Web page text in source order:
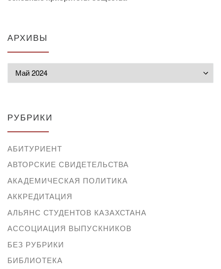
АРХИВЫ
РУБРИКИ
АБИТУРИЕНТ
АВТОРСКИЕ СВИДЕТЕЛЬСТВА
АКАДЕМИЧЕСКАЯ ПОЛИТИКА
АККРЕДИТАЦИЯ
АЛЬЯНС СТУДЕНТОВ КАЗАХСТАНА
АССОЦИАЦИЯ ВЫПУСКНИКОВ
БЕЗ РУБРИКИ
БИБЛИОТЕКА